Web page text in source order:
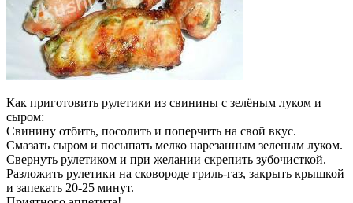
Как приготовить рулетики из свинины с зелёным луком и
сыром:
Свинину отбить, посолить и поперчить на свой вкус.
Смазать сыром и посыпать мелко нарезанным зеленым луком.
Свернуть рулетиком и при желании скрепить зубочисткой.
Разложить рулетики на сковороде гриль-газ, закрыть крышкой
и запекать 20-25 минут.